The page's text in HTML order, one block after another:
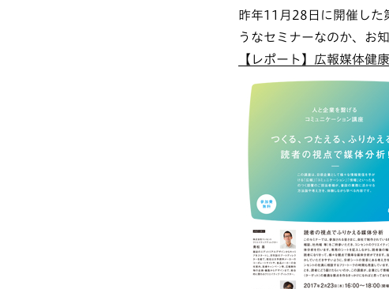
昨年11月28日に開催した
うなセミナーなのか、お
【レポート】広報媒体健